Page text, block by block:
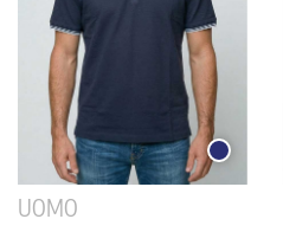
BLU
SCURO
UOMO